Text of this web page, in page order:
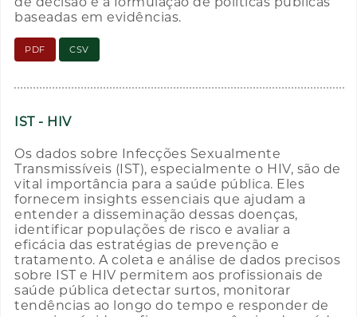
baseadas em evidências.
PDF CSV
IST - HIV
Os dados sobre Infecções Sexualmente
Transmissíveis (IST), especialmente o HIV, são de
vital importância para a saúde pública. Eles
fornecem insights essenciais que ajudam a
entender a disseminação dessas doenças,
identificar populações de risco e avaliar a
eficácia das estratégias de prevenção e
tratamento. A coleta e análise de dados precisos
sobre IST e HIV permitem aos profissionais de
saúde pública detectar surtos, monitorar
tendências ao longo do tempo e responder de